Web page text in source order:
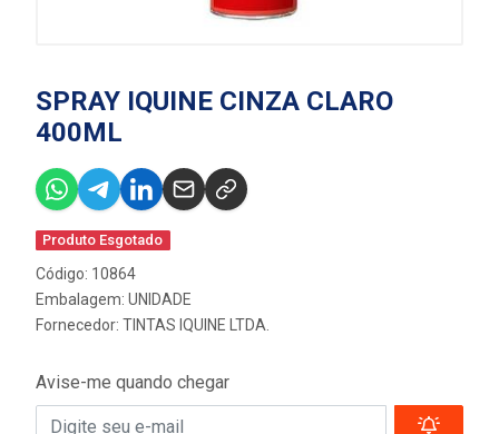
SPRAY IQUINE CINZA CLARO
400ML
Produto Esgotado
Código: 10864
Embalagem: UNIDADE
Fornecedor: TINTAS IQUINE LTDA.
Avise-me quando chegar